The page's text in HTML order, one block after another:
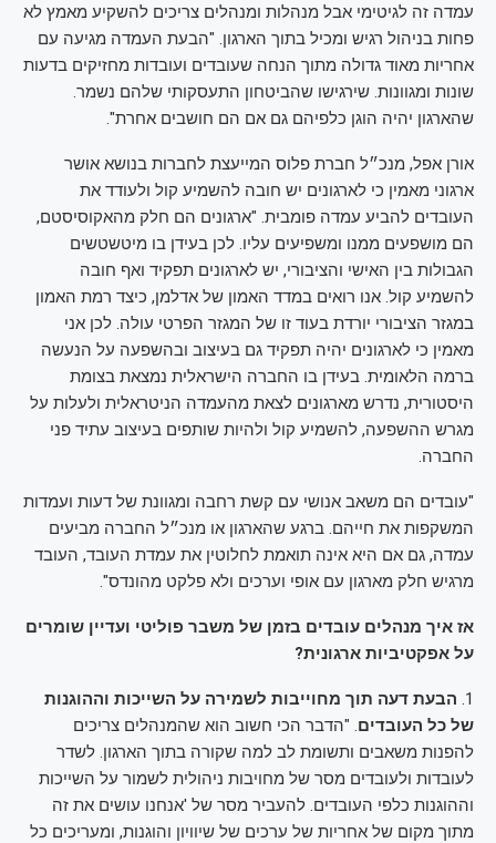
עמדה זה לגיטימי אבל מנהלות ומנהלים צריכים להשקיע מאמץ לא
פחות בניהול רגיש ומכיל בתוך הארגון. "הבעת העמדה מגיעה עם
אחריות מאוד גדולה מתוך הנחה שעובדים ועובדות מחזיקים בדעות
שונות ומגוונות. שירגישו שהביטחון התעסקותי שלהם נשמר.
שהארגון יהיה הוגן כלפיהם גם אם הם חושבים אחרת".
אורן אפל, מנכ״ל חברת פלוס המייעצת לחברות בנושא אושר
ארגוני מאמין כי לארגונים יש חובה להשמיע קול ולעודד את
העובדים להביע עמדה פומבית. "ארגונים הם חלק מהאקוסיסטם,
הם מושפעים ממנו ומשפיעים עליו. לכן בעידן בו מיטשטשים
הגבולות בין האישי והציבורי, יש לארגונים תפקיד ואף חובה
להשמיע קול. אנו רואים במדד האמון של אדלמן, כיצד רמת האמון
במגזר הציבורי יורדת בעוד זו של המגזר הפרטי עולה. לכן אני
מאמין כי לארגונים יהיה תפקיד גם בעיצוב ובהשפעה על הנעשה
ברמה הלאומית. בעידן בו החברה הישראלית נמצאת בצומת
היסטורית, נדרש מארגונים לצאת מהעמדה הניטראלית ולעלות על
מגרש ההשפעה, להשמיע קול ולהיות שותפים בעיצוב עתיד פני
החברה.
"עובדים הם משאב אנושי עם קשת רחבה ומגוונת של דעות ועמדות
המשקפות את חייהם. ברגע שהארגון או מנכ״ל החברה מביעים
עמדה, גם אם היא אינה תואמת לחלוטין את עמדת העובד, העובד
מרגיש חלק מארגון עם אופי וערכים ולא פלקט מהונדס".
אז איך מנהלים עובדים בזמן של משבר פוליטי ועדיין שומרים
על אפקטיביות ארגונית?
1. הבעת דעה תוך מחוייבות לשמירה על השייכות וההוגנות
של כל העובדים. "הדבר הכי חשוב הוא שהמנהלים צריכים
להפנות משאבים ותשומת לב למה שקורה בתוך הארגון. לשדר
לעובדות ולעובדים מסר של מחויבות ניהולית לשמור על השייכות
וההוגנות כלפי העובדים. להעביר מסר של 'אנחנו עושים את זה
מתוך מקום של אחריות של ערכים של שיוויון והוגנות, ומעריכים כל